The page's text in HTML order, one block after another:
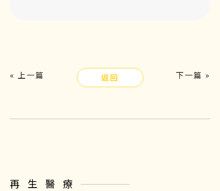
« 上一篇 返回 下一篇 »
再生醫療